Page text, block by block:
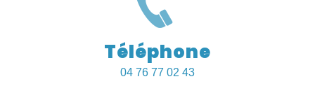
Téléphone
04 76 77 02 43